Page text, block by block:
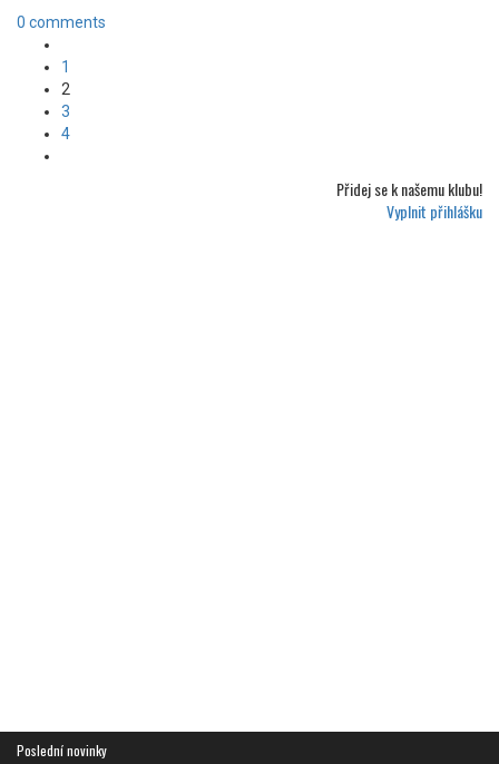
0 comments
1
2
3
4
Přidej se knašemu klubu!
Vyplnit přihlášku
Poslední novinky